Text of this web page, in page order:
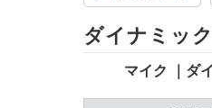
ダイナミッ
マイク ｜ダ